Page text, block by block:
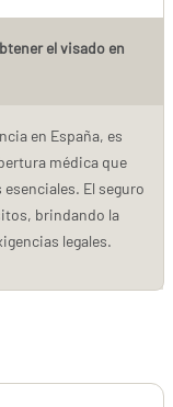
el visado en
en España, es
médica que
El seguro
brindando la
legales.